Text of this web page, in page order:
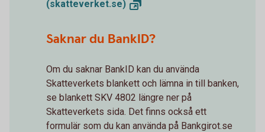
(skatteverket.se)
Saknar du BankID?
Om du saknar BankID kan du använda
Skatteverkets blankett och lämna in till banken,
se blankett SKV 4802 längre ner på
Skatteverkets sida. Det finns också ett
formulär som du kan använda på Bankgirot.se